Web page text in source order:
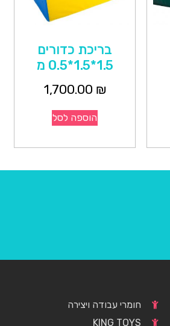
בריכת כדורים
1.5*1.5*0.5 מ
1,700.00 ₪
הוספה לסל
חומרי עבודה ויצירה
KING TOYS